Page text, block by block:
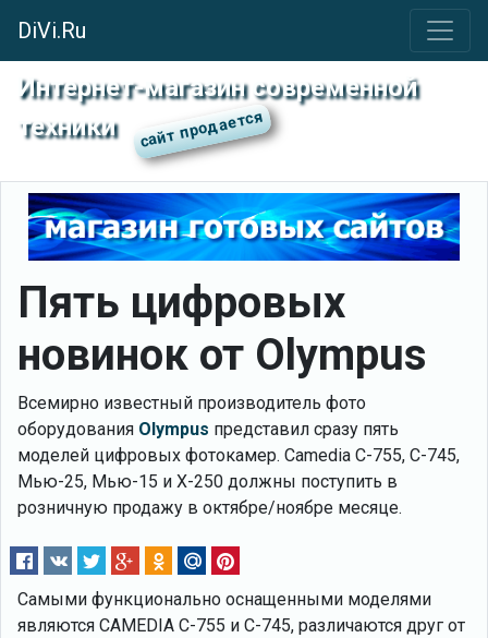
DiVi.Ru
Интернет-магазин современной
техники
Пять цифровых
новинок от Olympus
Всемирно известный производитель фото
оборудования Olympus представил сразу пять
моделей цифровых фотокамер. Camedia C-755, C-745,
Мью-25, Мью-15 и X-250 должны поступить в
розничную продажу в октябре/ноябре месяце.
Самыми функционально оснащенными моделями
являются CAMEDIA C-755 и C-745, различаются друг от